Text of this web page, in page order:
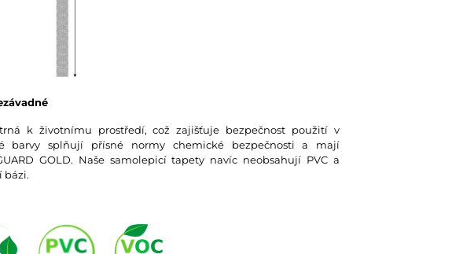
k životnímu prostředí, což zajišťuje bezpečnost použití v
barvy splňují přísné normy chemické bezpečnosti a mají
GOLD. Naše samolepicí tapety navíc neobsahují PVC a
bázi.